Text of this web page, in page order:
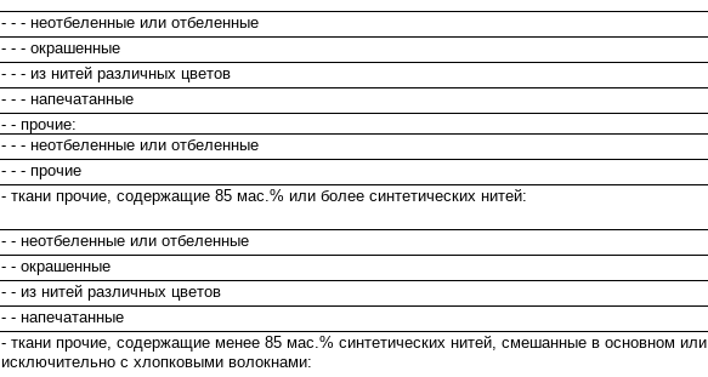
- - - неотбеленные или отбеленные
- - - окрашенные
- - - из нитей различных цветов
- - - напечатанные
- - прочие:
- - - неотбеленные или отбеленные
- - - прочие
- ткани прочие, содержащие 85 мас.% или более синтетических нитей:
- - неотбеленные или отбеленные
- - окрашенные
- - из нитей различных цветов
- - напечатанные
- ткани прочие, содержащие менее 85 мас.% синтетических нитей, смешанные в основном или
исключительно с хлопковыми волокнами: